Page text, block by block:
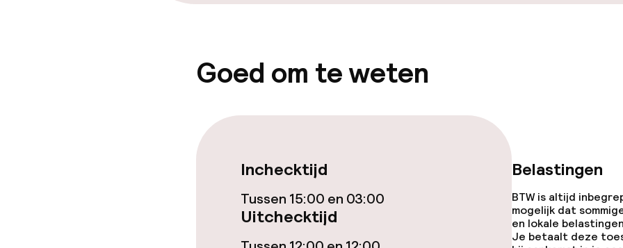
Eet- en drinkdiensten
Goed om te weten
Inchecktijd
Tussen 15:00 en 03:00
Uitchecktijd
Belastingen
BTW is altijd
mogelijk dat
en lokale
Je betaalt deze